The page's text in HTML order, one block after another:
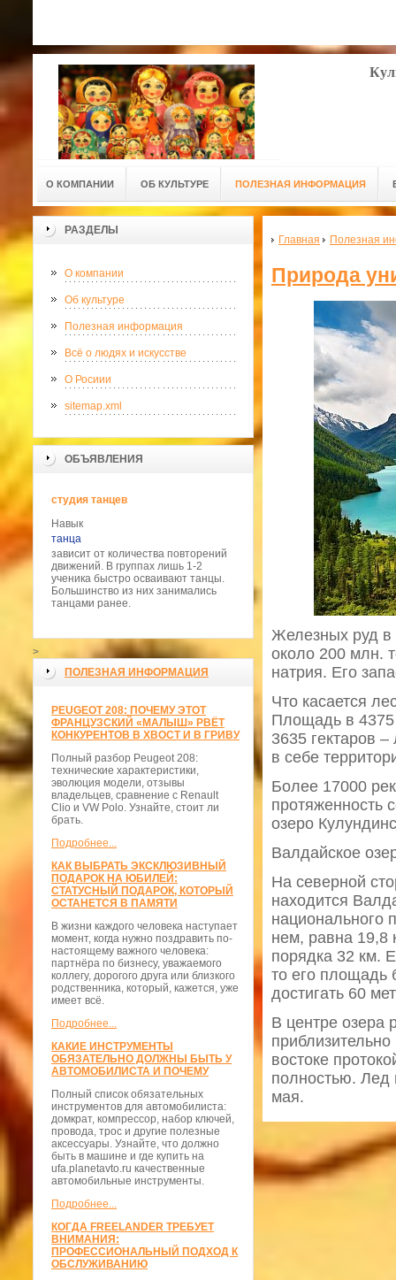
О КОМПАНИИ ОБ КУЛЬТУРЕ ПОЛЕЗНАЯ ИНФОРМАЦИЯ
РАЗДЕЛЫ
О компании
Об культуре
Полезная информация
Всё о людях и искусстве
О Росиии
sitemap.xml
ОБЪЯВЛЕНИЯ
студия танцев
Навык
танца
зависит от количества повторений
движений. В группах лишь 1-2
ученика быстро осваивают танцы.
Большинство из них занимались
танцами ранее.
>
ПОЛЕЗНАЯ ИНФОРМАЦИЯ
PEUGEOT 208: ПОЧЕМУ ЭТОТ
ФРАНЦУЗСКИЙ «МАЛЫШ» РВЁТ
КОНКУРЕНТОВ В ХВОСТ И В ГРИВУ
Полный разбор Peugeot 208:
технические характеристики,
эволюция модели, отзывы
владельцев, сравнение с Renault
Clio и VW Polo. Узнайте, стоит ли
брать.
Подробнее...
КАК ВЫБРАТЬ ЭКСКЛЮЗИВНЫЙ
ПОДАРОК НА ЮБИЛЕЙ:
СТАТУСНЫЙ ПОДАРОК, КОТОРЫЙ
ОСТАНЕТСЯ В ПАМЯТИ
В жизни каждого человека наступает
момент, когда нужно поздравить по-
настоящему важного человека:
партнёра по бизнесу, уважаемого
коллегу, дорогого друга или близкого
родственника, который, кажется, уже
имеет всё.
Подробнее...
КАКИЕ ИНСТРУМЕНТЫ
ОБЯЗАТЕЛЬНО ДОЛЖНЫ БЫТЬ У
АВТОМОБИЛИСТА И ПОЧЕМУ
Полный список обязательных
инструментов для автомобилиста:
домкрат, компрессор, набор ключей,
провода, трос и другие полезные
аксессуары. Узнайте, что должно
быть в машине и где купить на
ufa.planetavto.ru качественные
автомобильные инструменты.
Подробнее...
КОГДА FREELANDER ТРЕБУЕТ
ВНИМАНИЯ:
ПРОФЕССИОНАЛЬНЫЙ ПОДХОД К
ОБСЛУЖИВАНИЮ
Главная Полезная
Природа
Железных руд в
около 200 млн.
натрия. Его
Что касается
Площадь в 4375
3635 гектаров
в себе
Более 17000
протяженность
озеро
Валдайское
На северной
находится
национального
нем, равна 19,8
порядка 32 км.
то его площадь
достигать 60
В центре озера
востоке
полностью. Лед
мая.